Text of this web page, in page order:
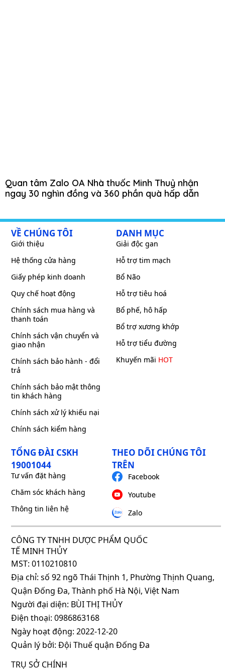
Quan tâm Zalo OA Nhà thuốc Minh Thuỷ nhận
ngay 30 nghìn đồng và 360 phần quà hấp dẫn
VỀ CHÚNG TÔI
Giới thiệu
Hệ thống cửa hàng
Giấy phép kinh doanh
Quy chế hoạt động
Chính sách mua hàng và
thanh toán
Chính sách vận chuyển và
giao nhận
Chính sách bảo hành - đổi
trả
Chính sách bảo mật thông
tin khách hàng
Chính sách xử lý khiếu nại
Chính sách kiểm hàng
DANH MỤC
Giải độc gan
Hỗ trợ tim mạch
Bổ Não
Hỗ trợ tiêu hoá
Bổ phế, hô hấp
Bổ trợ xương khớp
Hỗ trợ tiểu đường
Khuyến mãi HOT
TỔNG ĐÀI CSKH
19001044
Tư vấn đặt hàng
Chăm sóc khách hàng
Thông tin liên hệ
THEO DÕI CHÚNG TÔI
TRÊN
Facebook
Youtube
Zalo
CÔNG TY TNHH DƯỢC PHẨM QUỐC
TẾ MINH THỦY
MST: 0110210810
Địa chỉ: số 92 ngõ Thái Thịnh 1, Phường Thịnh Quang,
Quận Đống Đa, Thành phố Hà Nội, Việt Nam
Người đại diện: BÙI THỊ THỦY
Điện thoại: 0986863168
Ngày hoạt động: 2022-12-20
Quản lý bởi: Đội Thuế quận Đống Đa
TRỤ SỞ CHÍNH